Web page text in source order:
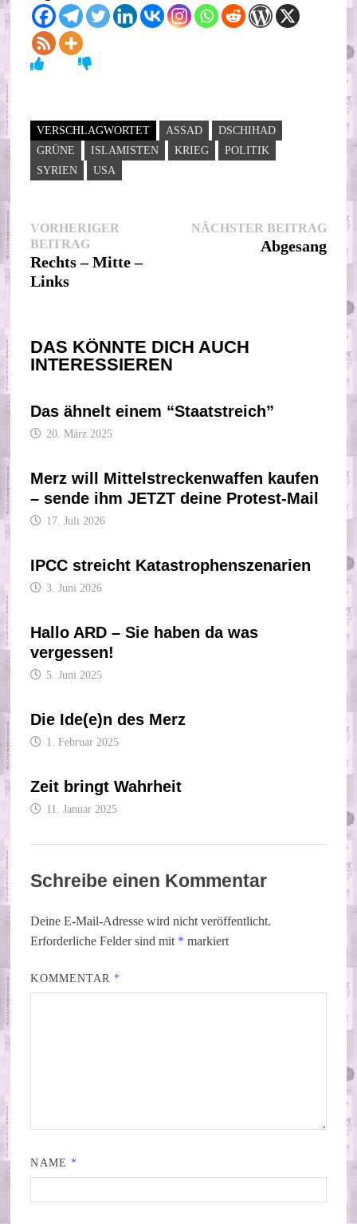
VERSCHLAGWORTET ASSAD
DSCHIHAD
GRÜNE
ISLAMISTEN KRIEG
POLITIK
SYRIEN
USA
Beitragsnavigation
VORHERIGER
BEITRAGVorheriger
Beitrag:
Rechts – Mitte –
Links
NÄCHSTER BEITRAG
Abgesang
DAS KÖNNTE DICH AUCH
INTERESSIEREN
Das ähnelt einem “Staatstreich”
20. März 2025
Merz will Mittelstreckenwaffen kaufen
– sende ihm JETZT deine Protest-Mail
17. Juli 2026
IPCC streicht Katastrophenszenarien
3. Juni 2026
Hallo ARD – Sie haben da was
vergessen!
5. Juni 2025
Die Ide(e)n des Merz
1. Februar 2025
Zeit bringt Wahrheit
11. Januar 2025
Schreibe einen Kommentar
Deine E-Mail-Adresse wird nicht veröffentlicht.
Erforderliche Felder sind mit * markiert
KOMMENTAR *
NAME *